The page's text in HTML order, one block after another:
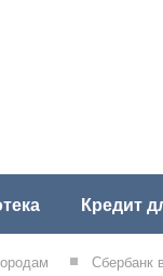
Кредит
Сбербанк